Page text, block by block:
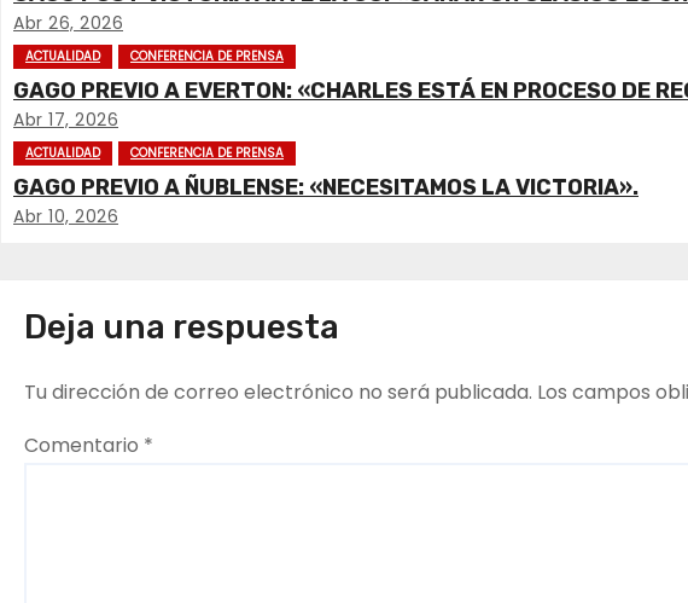
g
a
c
Abr 26, 2026
ACTUALIDAD CONFERENCIA DE PRENSA
GAGO PREVIO A EVERTON: «CHARLES ESTÁ EN PROCESO DE
Abr 17, 2026
ACTUALIDAD CONFERENCIA DE PRENSA
GAGO PREVIO A ÑUBLENSE: «NECESITAMOS LA VICTORIA».
Abr 10, 2026
Deja una respuesta
Tu dirección de correo electrónico no será publicada. Los campos
Comentario *